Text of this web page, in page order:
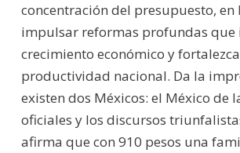
concentración del presupuesto, en
impulsar reformas profundas que
crecimiento económico y
productividad nacional. Da la
existen dos Méxicos: el México de
oficiales y los discursos
afirma que con 910 pesos una